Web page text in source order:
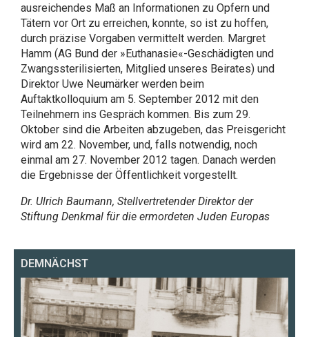
ausreichendes Maß an Informationen zu Opfern und
Tätern vor Ort zu erreichen, konnte, so ist zu hoffen,
durch präzise Vorgaben vermittelt werden. Margret
Hamm (AG Bund der »Euthanasie«-Geschädigten und
Zwangssterilisierten, Mitglied unseres Beirates) und
Direktor Uwe Neumärker werden beim
Auftaktkolloquium am 5. September 2012 mit den
Teilnehmern ins Gespräch kommen. Bis zum 29.
Oktober sind die Arbeiten abzugeben, das Preisgericht
wird am 22. November, und, falls notwendig, noch
einmal am 27. November 2012 tagen. Danach werden
die Ergebnisse der Öffentlichkeit vorgestellt.
Dr. Ulrich Baumann, Stellvertretender Direktor der
Stiftung Denkmal für die ermordeten Juden Europas
DEMNÄCHST